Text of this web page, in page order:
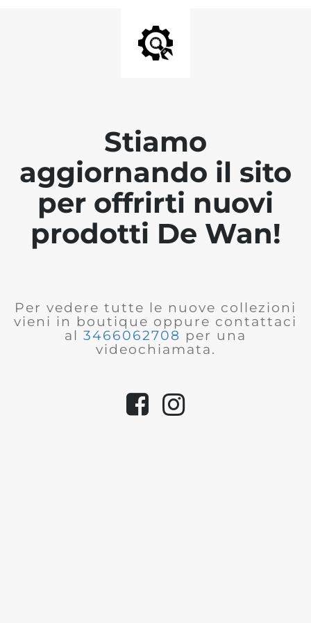
Stiamo
aggiornando il sito
per offrirti nuovi
prodotti De Wan!
Per vedere tutte le nuove collezioni
vieni in boutique oppure contattaci
al 3466062708 per una
videochiamata.